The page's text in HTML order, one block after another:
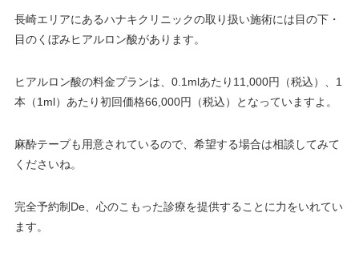
長崎エリアにあるハナキクリニックの取り扱い施術には目の下・
目のくぼみヒアルロン酸があります。
ヒアルロン酸の料金プランは、0.1mlあたり11,000円（税込）、1
本（1ml）あたり初回価格66,000円（税込）となっていますよ。
麻酔テープも用意されているので、希望する場合は相談してみて
くださいね。
完全予約制De、心のこもった診療を提供することに力をいれてい
ます。